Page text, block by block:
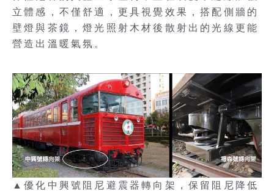
立體感，不僅舒適，更具視覺效果，搭配側牆的
壁燈與茶鏡，燈光照射木材後散射出的光線更能
營造出溫暖氣氛。
▲優化中興號阻尼避震器轉向架，保留阻尼降低